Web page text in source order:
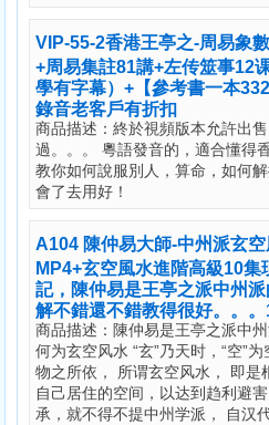
VIP-55-2香港王亭之-周易象
+周易集註81講+左传筮事12
學有字幕）+【參考書一本
錄音老客戶有折扣
商品描述：終於視頻版本允許出
過。。。 粵語發音的，適合懂得
教你如何說服別人，算命，如何
會了去用好！
A104 陳仲易大師-中州派玄
MP4+玄空風水進階高級10
記，陳仲易是王亭之派中州
解不錯還不錯教得很好。。
商品描述：陳仲易是王亭之派中
何为玄空风水 “玄”乃天时，“空”
物之所依， 所谓玄空风水， 即
自己居住的空间，以达到趋利避
承，就不得不提中州学派， 自汉